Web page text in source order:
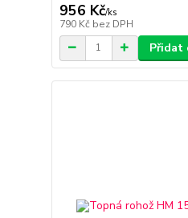
956 Kč/ks
790 Kč bez DPH
Přidat